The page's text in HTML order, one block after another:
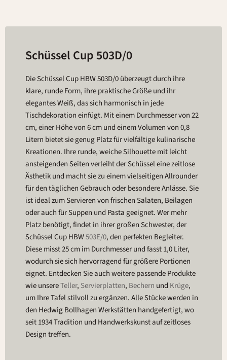
Schüssel Cup 503D/0
Die Schüssel Cup HBW 503D/0 überzeugt durch ihre
klare, runde Form, ihre praktische Größe und ihr
elegantes Weiß, das sich harmonisch in jede
Tischdekoration einfügt. Mit einem Durchmesser von 22
cm, einer Höhe von 6 cm und einem Volumen von 0,8
Litern bietet sie genug Platz für vielfältige kulinarische
Kreationen. Ihre runde, weiche Silhouette mit leicht
ansteigenden Seiten verleiht der Schüssel eine zeitlose
Ästhetik und macht sie zu einem vielseitigen Allrounder
für den täglichen Gebrauch oder besondere Anlässe. Sie
ist ideal zum Servieren von frischen Salaten, Beilagen
oder auch für Suppen und Pasta geeignet. Wer mehr
Platz benötigt, findet in ihrer großen Schwester, der
Schüssel Cup HBW503E/0, den perfekten Begleiter.
Diese misst 25 cm im Durchmesser und fasst 1,0 Liter,
wodurch sie sich hervorragend für größere Portionen
eignet. Entdecken Sie auch weitere passende Produkte
wie unsereTeller, Servierplatten, Bechern und Krüge,
um Ihre Tafel stilvoll zu ergänzen. Alle Stücke werden in
den Hedwig Bollhagen Werkstätten handgefertigt, wo
seit 1934 Tradition und Handwerkskunst auf zeitloses
Design treffen.